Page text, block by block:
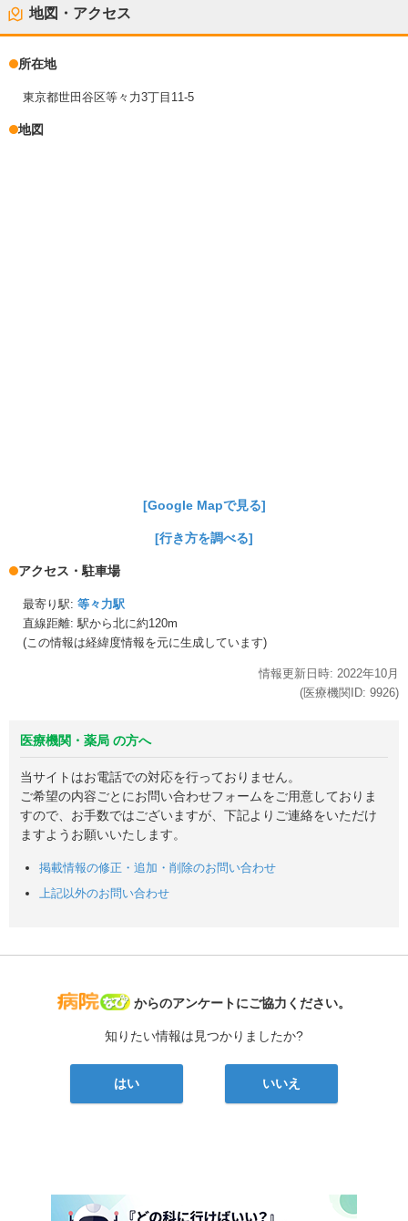
地図・アクセス
所在地
東京都世田谷区等々力3丁目11-5
地図
[Google Mapで見る]
[行き方を調べる]
アクセス・駐車場
最寄り駅: 等々力駅
直線距離: 駅から北に約120m
(この情報は経緯度情報を元に生成しています)
情報更新日時: 2022年10月
(医療機関ID: 9926)
医療機関・薬局 の方へ
当サイトはお電話での対応を行っておりません。
ご希望の内容ごとにお問い合わせフォームをご用意しておりま
すので、お手数ではございますが、下記よりご連絡をいただけ
ますようお願いいたします。
掲載情報の修正・追加・削除のお問い合わせ
上記以外のお問い合わせ
病院なび
からのアンケートにご協力ください。
知りたい情報は見つかりましたか?
はい いいえ